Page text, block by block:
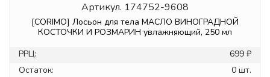
Артикул. 174752-9608
[CORIMO] Лосьон для тела МАСЛО ВИНОГРАДНОЙ
КОСТОЧКИ И РОЗМАРИН увлажняющий, 250 мл
РРЦ:
699 ₽
Остаток:
0 шт.